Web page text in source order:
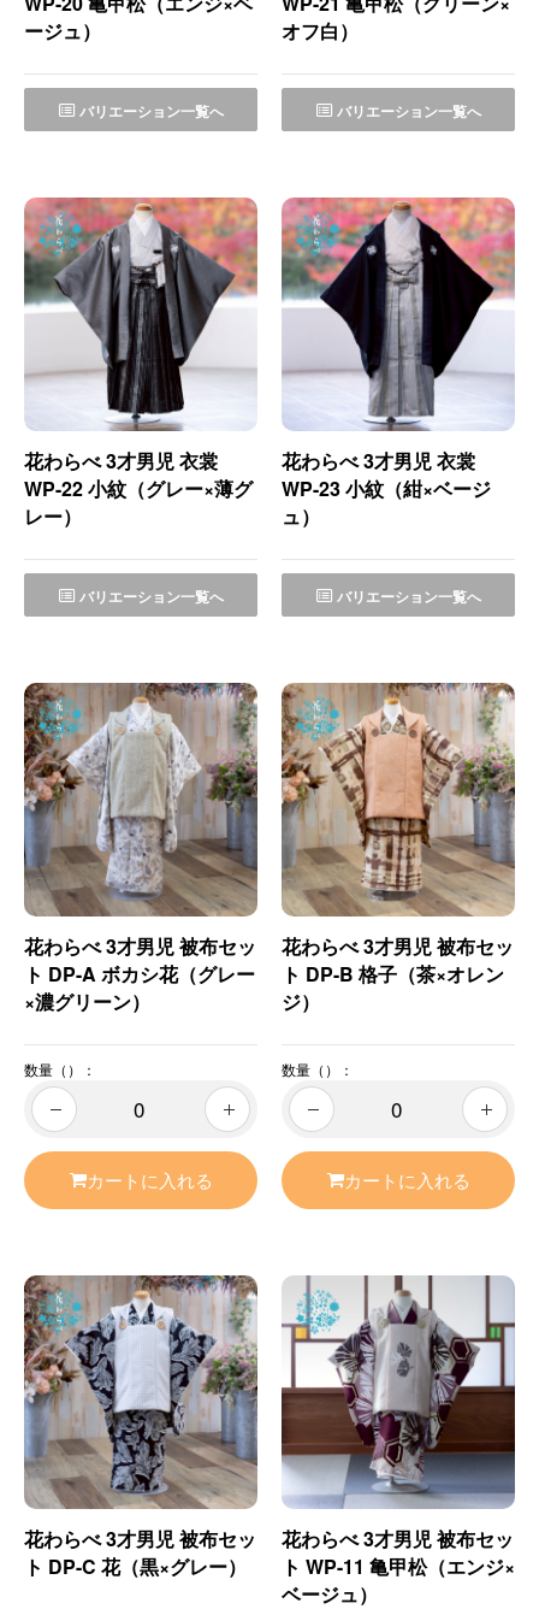
ージュ）
バリエーション一覧へ
オフ白）
バリエーション一覧へ
花わらべ 3才男児 衣裳
WP-22 小紋（グレー×薄グ
レー）
バリエーション一覧へ
花わらべ 3才男児 衣裳
WP-23 小紋（紺×ベージ
ュ）
バリエーション一覧へ
花わらべ 3才男児 被布セッ
ト DP-A ボカシ花（グレー
×濃グリーン）
数量（）：
カートに入れる
花わらべ 3才男児 被布セッ
ト DP-B 格子（茶×オレン
ジ）
数量（）：
カートに入れる
花わらべ 3才男児 被布セッ
ト DP-C 花（黒×グレー）
花わらべ 3才男児 被布セッ
ト WP-11 亀甲松（エンジ×
ベージュ）